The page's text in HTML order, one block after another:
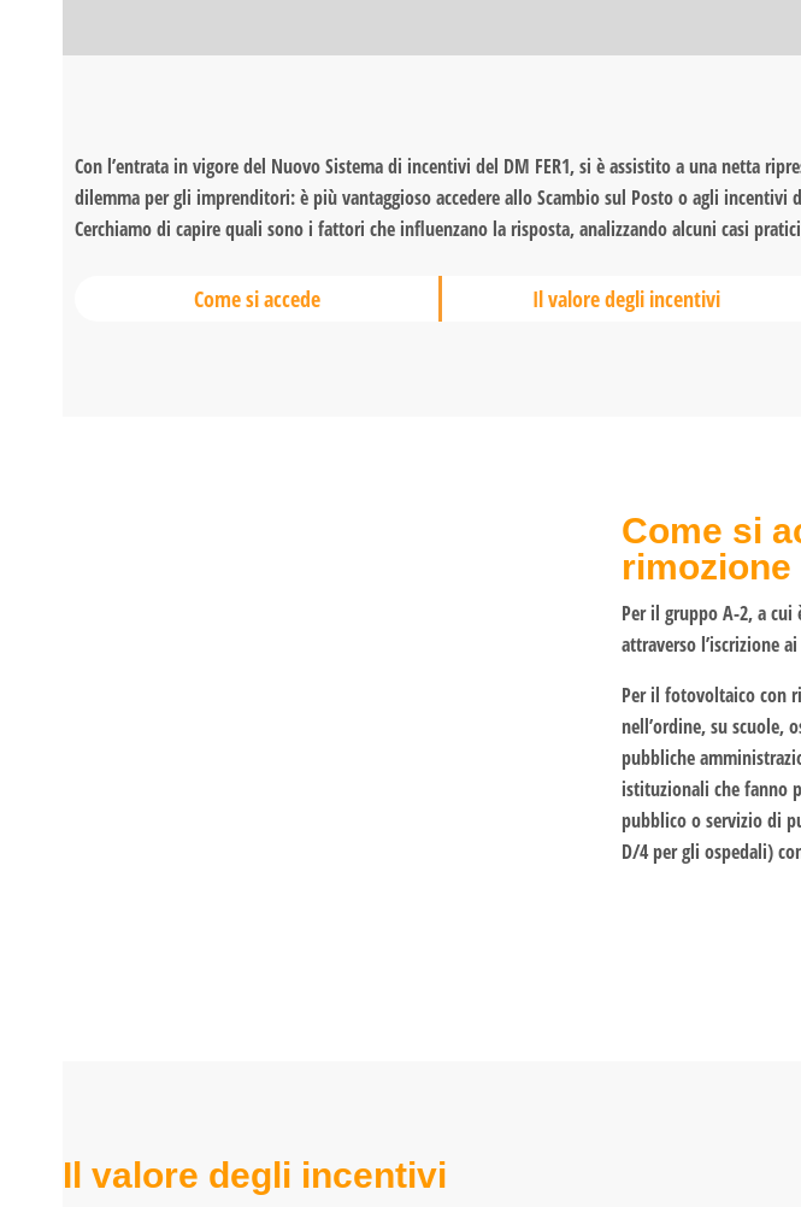
Con l’entrata in vigore del Nuovo Sistema di incentivi del DM FER1, si è assistito a una netta
dilemma per gli imprenditori: è più vantaggioso accedere allo Scambio sul Posto o agli incentivi
Cerchiamo di capire quali sono i fattori che influenzano la risposta, analizzando alcuni casi
Come si accede Il valore degli incentivi
Come si
Per il gruppo A-2, a
attraverso l’iscrizione
Per il fotovoltaico con
nell’ordine, su scuole,
pubbliche
istituzionali che fanno
pubblico o servizio di
D/4 per gli ospedali)
Il valore degli incentivi